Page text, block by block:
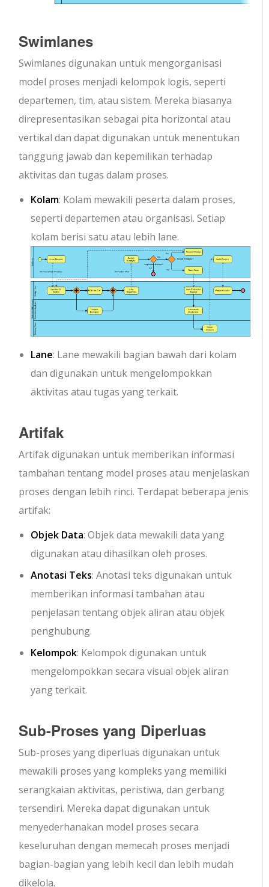
Swimlanes
Swimlanes digunakan untuk mengorganisasi
model proses menjadi kelompok logis, seperti
departemen, tim, atau sistem. Mereka biasanya
direpresentasikan sebagai pita horizontal atau
vertikal dan dapat digunakan untuk menentukan
tanggung jawab dan kepemilikan terhadap
aktivitas dan tugas dalam proses.
Kolam: Kolam mewakili peserta dalam proses,
seperti departemen atau organisasi. Setiap
kolam berisi satu atau lebih lane.
Lane: Lane mewakili bagian bawah dari kolam
dan digunakan untuk mengelompokkan
aktivitas atau tugas yang terkait.
Artifak
Artifak digunakan untuk memberikan informasi
tambahan tentang model proses atau menjelaskan
proses dengan lebih rinci. Terdapat beberapa jenis
artifak:
Objek Data: Objek data mewakili data yang
digunakan atau dihasilkan oleh proses.
Anotasi Teks: Anotasi teks digunakan untuk
memberikan informasi tambahan atau
penjelasan tentang objek aliran atau objek
penghubung.
Kelompok: Kelompok digunakan untuk
mengelompokkan secara visual objek aliran
yang terkait.
Sub-Proses yang Diperluas
Sub-proses yang diperluas digunakan untuk
mewakili proses yang kompleks yang memiliki
serangkaian aktivitas, peristiwa, dan gerbang
tersendiri. Mereka dapat digunakan untuk
menyederhanakan model proses secara
keseluruhan dengan memecah proses menjadi
bagian-bagian yang lebih kecil dan lebih mudah
dikelola.